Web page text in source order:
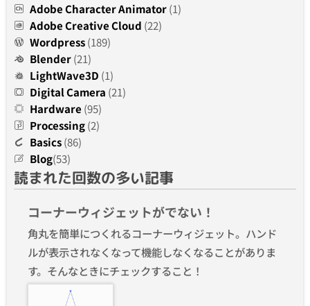
Adobe Character Animator(1)
Adobe Creative Cloud (22)
Wordpress(189)
Blender(21)
LightWave3D (1)
Digital Camera (21)
Hardware (95)
Processing(2)
Basics(86)
Blog(53)
読まれた回数の多い記事
コーナーウィジェットがでない！
角丸を簡単につくれるコーナーウィジェット。ハンド
ルが表示されなくなって機能しなくなることがありま
す。そんなときにチェックすること！